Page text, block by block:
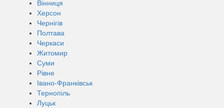
Вінниця
Херсон
Чернігів
Полтава
Черкаси
Житомир
Суми
Рівне
Івано-Франківськ
Тернопіль
Луцьк